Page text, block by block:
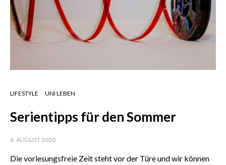
LIFESTYLE UNI LEBEN
Serientipps für den Sommer
6. AUGUST 2020
Die vorlesungsfreie Zeit steht vor der Türe und wir können